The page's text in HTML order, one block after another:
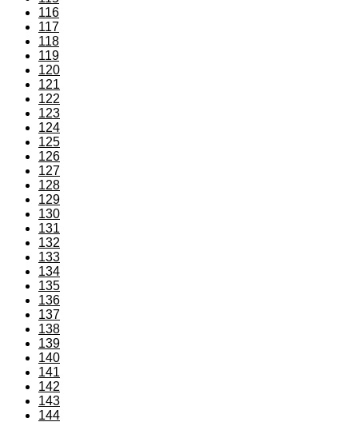
116
117
118
119
120
121
122
123
124
125
126
127
128
129
130
131
132
133
134
135
136
137
138
139
140
141
142
143
144